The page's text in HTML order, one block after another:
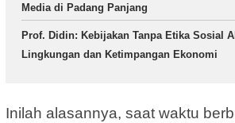
Media di Padang Panjang
Prof. Didin: Kebijakan Tanpa Etika Sosial
Lingkungan dan Ketimpangan Ekonomi
Inilah alasannya, saat waktu